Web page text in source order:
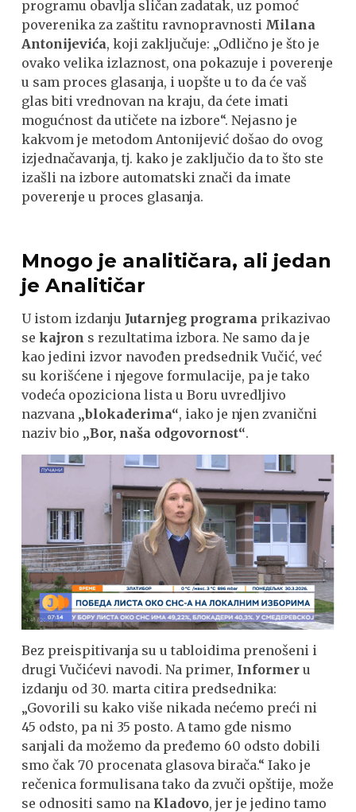
programu obavlja sličan zadatak, uz pomoć
poverenika za zaštitu ravnopravnosti Milana
Antonijevića, koji zaključuje: „Odlično je što je
ovako velika izlaznost, ona pokazuje i poverenje
u sam proces glasanja, i uopšte u to da će vaš
glas biti vrednovan na kraju, da ćete imati
mogućnost da utičete na izbore“. Nejasno je
kakvom je metodom Antonijević došao do ovog
izjednačavanja, tj. kako je zaključio da to što ste
izašli na izbore automatski znači da imate
poverenje u proces glasanja.
Mnogo je analitičara, ali jedan
je Analitičar
U istom izdanju Jutarnjeg programa prikazivao
sekajron s rezultatima izbora. Ne samo da je
kao jedini izvor navođen predsednik Vučić, već
su korišćene i njegove formulacije, pa je tako
vodeća opoziciona lista u Boru uvredljivo
nazvana „blokaderima“, iako je njen zvanični
naziv bio „Bor, naša odgovornost“.
Bez preispitivanja su u tabloidima prenošeni i
drugi Vučićevi navodi. Na primer, Informer u
izdanju od 30. marta citira predsednika:
„Govorili su kako više nikada nećemo preći ni
45 odsto, pa ni 35 posto. A tamo gde nismo
sanjali da možemo da pređemo 60 odsto dobili
smo čak 70 procenata glasova birača.“ Iako je
rečenica formulisana tako da zvuči opštije, može
se odnositi samo na Kladovo, jer je jedino tamo